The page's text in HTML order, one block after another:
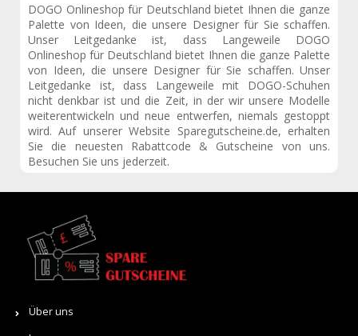
DOGO Onlineshop für Deutschland bietet Ihnen die ganze
Palette von Ideen, die unsere Designer für Sie schaffen.
Unser Leitgedanke ist, dass Langeweile DOGO
Onlineshop für Deutschland bietet Ihnen die ganze Palette
von Ideen, die unsere Designer für Sie schaffen. Unser
Leitgedanke ist, dass Langeweile mit DOGO-Schuhen
nicht denkbar ist und die Zeit, in der wir unsere Modelle
weiterentwickeln und neue entwerfen, niemals gestoppt
wird. Auf unserer Website Sparegutscheine.de, erhalten
Sie die neuesten Rabattcode & Gutscheine von uns.
Besuchen Sie uns jederzeit.
Über uns